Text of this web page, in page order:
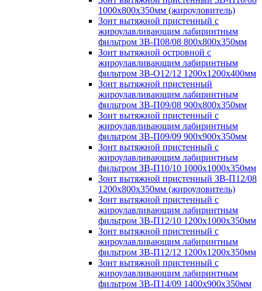
1000х800х350мм (жироуловитель)
Зонт вытяжной пристенный с
жироулавливающим лабиринтным
фильтром ЗВ-П08/08 800х800х350мм
Зонт вытяжной островной с
жироулавливающим лабиринтным
фильтром ЗВ-О12/12 1200х1200х400мм
Зонт вытяжной пристенный
жироулавливающим лабиринтным
фильтром ЗВ-П09/08 900х800х350мм
Зонт вытяжной пристенный с
жироулавливающим лабиринтным
фильтром ЗВ-П09/09 900х900х350мм
Зонт вытяжной пристенный с
жироулавливающим лабиринтным
фильтром ЗВ-П10/10 1000х1000х350мм
Зонт вытяжной пристенный ЗВ-П12/08
1200х800х350мм (жироуловитель)
Зонт вытяжной пристенный с
жироулавливающим лабиринтным
фильтром ЗВ-П12/10 1200х1000х350мм
Зонт вытяжной пристенный с
жироулавливающим лабиринтным
фильтром ЗВ-П12/12 1200х1200х350мм
Зонт вытяжной пристенный с
жироулавливающим лабиринтным
фильтром ЗВ-П14/09 1400х900х350мм